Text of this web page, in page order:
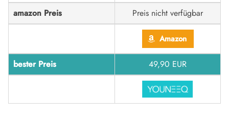
amazon Preis Preis nicht verfügbar
Amazon
bester Preis 49,90 EUR